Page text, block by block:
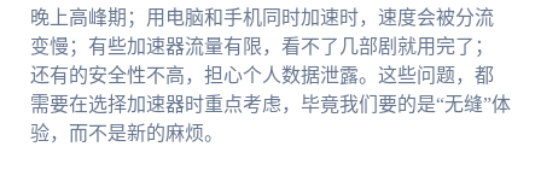
晚上高峰期；用电脑和手机同时加速时，速度会被分流
变慢；有些加速器流量有限，看不了几部剧就用完了；
还有的安全性不高，担心个人数据泄露。这些问题，都
需要在选择加速器时重点考虑，毕竟我们要的是“无缝”体
验，而不是新的麻烦。